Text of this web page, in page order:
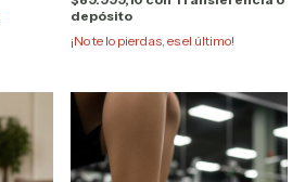
depósito
¡No te lo pierdas, es el último!